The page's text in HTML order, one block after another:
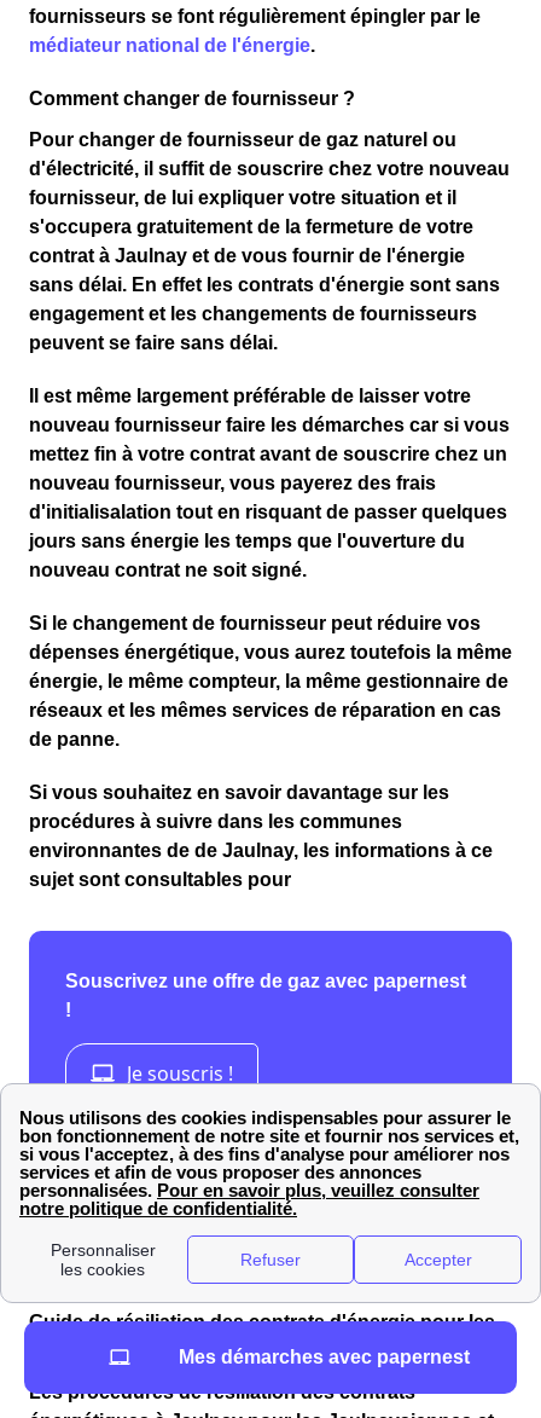
fournisseurs se font régulièrement épingler par le
médiateur national de l'énergie.
Comment changer de fournisseur ?
Pour changer de fournisseur de gaz naturel ou
d'électricité, il suffit de souscrire chez votre nouveau
fournisseur, de lui expliquer votre situation et il
s'occupera gratuitement de la fermeture de votre
contrat à Jaulnay et de vous fournir de l'énergie
sans délai. En effet les contrats d'énergie sont sans
engagement et les changements de fournisseurs
peuvent se faire sans délai.
Il est même largement préférable de laisser votre
nouveau fournisseur faire les démarches car si vous
mettez fin à votre contrat avant de souscrire chez un
nouveau fournisseur, vous payerez des frais
d'initialisalation tout en risquant de passer quelques
jours sans énergie les temps que l'ouverture du
nouveau contrat ne soit signé.
Si le changement de fournisseur peut réduire vos
dépenses énergétique, vous aurez toutefois la même
énergie, le même compteur, la même gestionnaire de
réseaux et les mêmes services de réparation en cas
de panne.
Si vous souhaitez en savoir davantage sur les
procédures à suivre dans les communes
environnantes de de Jaulnay, les informations à ce
sujet sont consultables pour
Guide de résiliation des contrats d'énergie pour les
Jaulnaysiennes et les Jaulnaysiens
Les procédures de résiliation des contrats
Mes démarches avec papernest